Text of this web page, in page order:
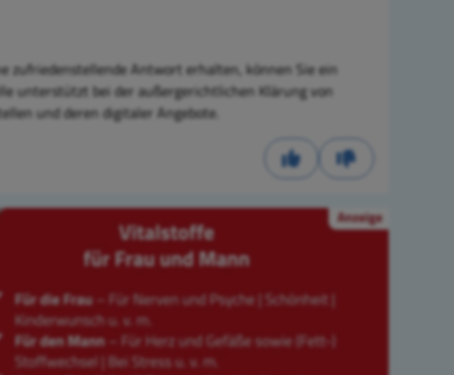
zufriedenstellende Antwort erhalten, können Sie ein
unterstützt bei der außergerichtlichen Klärung von
und deren digitaler Angebote.